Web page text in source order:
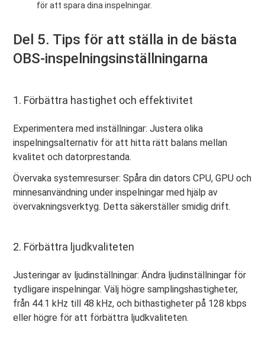
för att spara dina inspelningar.
Del 5. Tips för att ställa in de bästa
OBS-inspelningsinställningarna
1. Förbättra hastighet och effektivitet
Experimentera med inställningar: Justera olika
inspelningsalternativ för att hitta rätt balans mellan
kvalitet och datorprestanda.
Övervaka systemresurser: Spåra din dators CPU, GPU och
minnesanvändning under inspelningar med hjälp av
övervakningsverktyg. Detta säkerställer smidig drift.
2. Förbättra ljudkvaliteten
Justeringar av ljudinställningar: Ändra ljudinställningar för
tydligare inspelningar. Välj högre samplingshastigheter,
från 44.1 kHz till 48 kHz, och bithastigheter på 128 kbps
eller högre för att förbättra ljudkvaliteten.